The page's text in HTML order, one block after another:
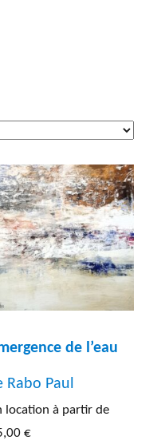
(42)
de l’eau
Rabo Paul
location à partir de
€